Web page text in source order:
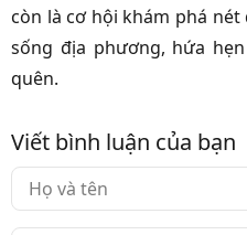
còn là cơ hội khám phá
sống địa phương, hứa
quên.
Viết bình luận của bạn